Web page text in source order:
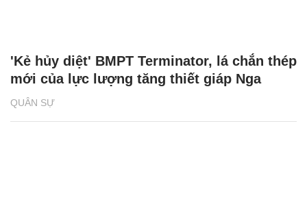
QUÂN SỰ
'Kẻ hủy diệt' BMPT Terminator, lá chắn thép
mới của lực lượng tăng thiết giáp Nga